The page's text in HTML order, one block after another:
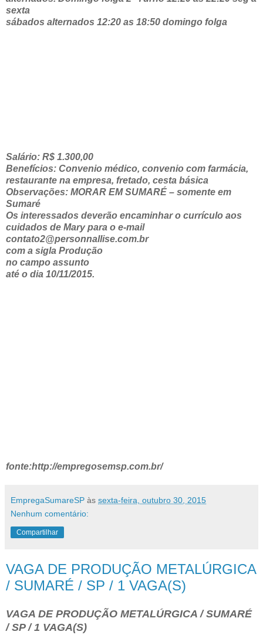
sexta
sábados alternados 12:20 as 18:50 domingo folga
Salário: R$ 1.300,00
Benefícios: Convenio médico, convenio com farmácia,
restaurante na empresa, fretado, cesta básica
Observações: MORAR EM SUMARÉ – somente em
Sumaré
Os interessados deverão encaminhar o currículo aos
cuidados de Mary para o e-mail
contato2@personnallise.com.br
com a sigla Produção
no campo assunto
até o dia 10/11/2015.
fonte:http://empregosemsp.com.br/
EmpregaSumareSP às sexta-feira, outubro 30, 2015
Nenhum comentário:
Compartilhar
VAGA DE PRODUÇÃO METALÚRGICA
/ SUMARÉ / SP / 1 VAGA(S)
VAGA DE PRODUÇÃO METALÚRGICA / SUMARÉ
/ SP / 1 VAGA(S)